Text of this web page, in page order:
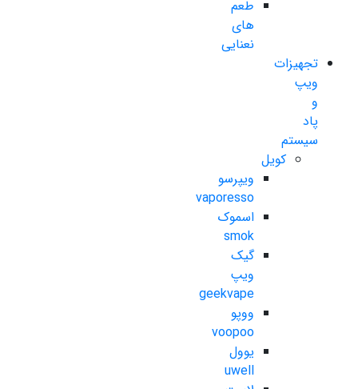
طعم
های
نعنایی
تجهیزات
ویپ
و
پاد
سیستم
کویل
ویپرسو
vaporesso
اسموک
smok
گیک
ویپ
geekvape
ووپو
voopoo
یوول
uwell